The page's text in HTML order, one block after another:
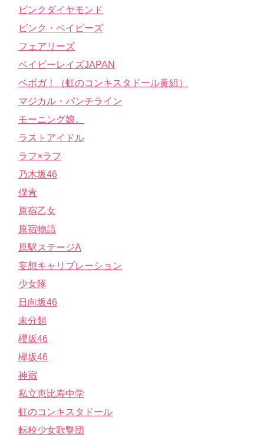
ピンクダイヤモンド
ピンク・ベイビーズ
フェアリーズ
ベイビーレイズJAPAN
ベボガ！（虹のコンキスタドール黄組）
マジカル・パンチライン
モーニング娘。
ラストアイドル
ラフ×ラフ
乃木坂46
僕青
原宿乙女
原宿物語
原駅ステージA
妄想キャリブレーション
少女隊
日向坂46
未分類
櫻坂46
欅坂46
神宿
私立恵比寿中学
虹のコンキスタドール
転校少女歌撃団